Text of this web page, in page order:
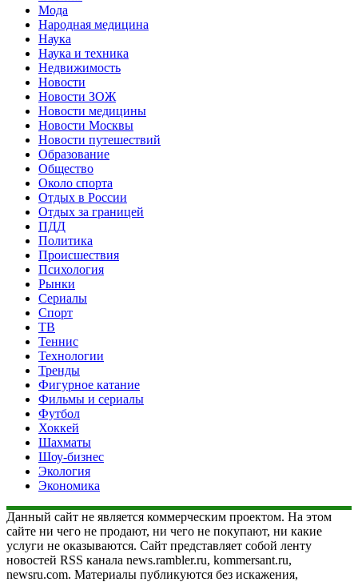
Мода
Народная медицина
Наука
Наука и техника
Недвижимость
Новости
Новости ЗОЖ
Новости медицины
Новости Москвы
Новости путешествий
Образование
Общество
Около спорта
Отдых в России
Отдых за границей
ПДД
Политика
Происшествия
Психология
Рынки
Сериалы
Спорт
ТВ
Теннис
Технологии
Тренды
Фигурное катание
Фильмы и сериалы
Футбол
Хоккей
Шахматы
Шоу-бизнес
Экология
Экономика
Данный сайт не является коммерческим проектом. На этом
сайте ни чего не продают, ни чего не покупают, ни какие
услуги не оказываются. Сайт представляет собой ленту
новостей RSS канала news.rambler.ru, kommersant.ru,
newsru.com. Материалы публикуются без искажения,